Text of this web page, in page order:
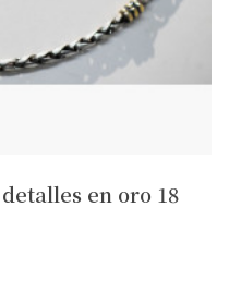
en el carrito.
en oro 18